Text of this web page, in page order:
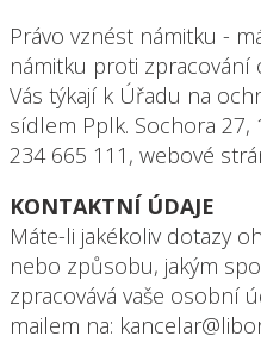
Právo vznést námitku -
námitku proti
Vás týkají k Úřadu na
sídlem Pplk. Sochora 27,
234 665 111, webové
KONTAKTNÍ ÚDAJE
Máte-li jakékoliv dotazy
nebo způsobu, jakým
zpracovává vaše osobní
mailem na: